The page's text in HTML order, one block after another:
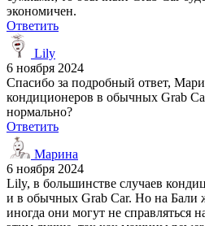
экономичен.
Ответить
Lily
6 ноября 2024
Спасибо за подробный ответ,
кондиционеров в обычных Grab
нормально?
Ответить
Марина
6 ноября 2024
Lily, в большинстве случаев
и в обычных Grab Car. Но на Бали
иногда они могут не справляться